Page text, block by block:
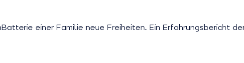
einer Familie neue Freiheiten. Ein Erfahrungsbericht